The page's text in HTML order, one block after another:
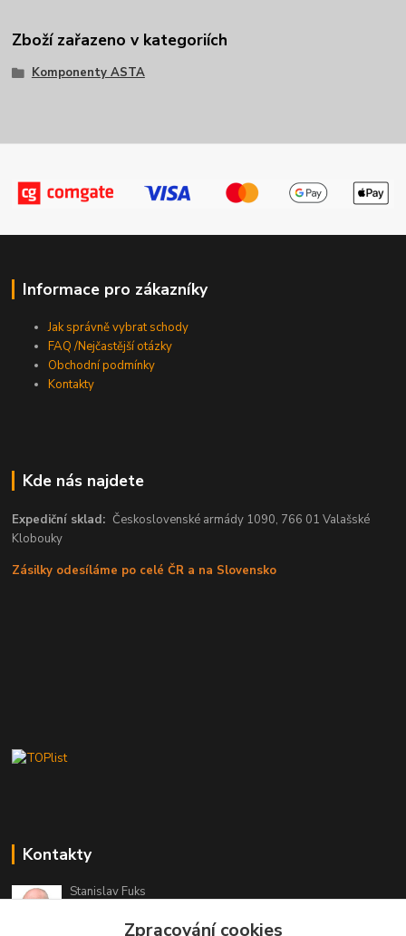
Zboží zařazeno v kategoriích
Komponenty ASTA
Informace pro zákazníky
Jak správně vybrat schody
FAQ /Nejčastější otázky
Obchodní podmínky
Kontakty
Kde nás najdete
Expediční sklad:Československé armády 1090, 766 01 Valašské
Klobouky
Zásilky odesíláme po celé ČR a na Slovensko
Kontakty
Stanislav Fuks
Po-Čt 7.00 - 16.00 hod. Pá 7.00 - 12.00 hod.
Zpracování cookies